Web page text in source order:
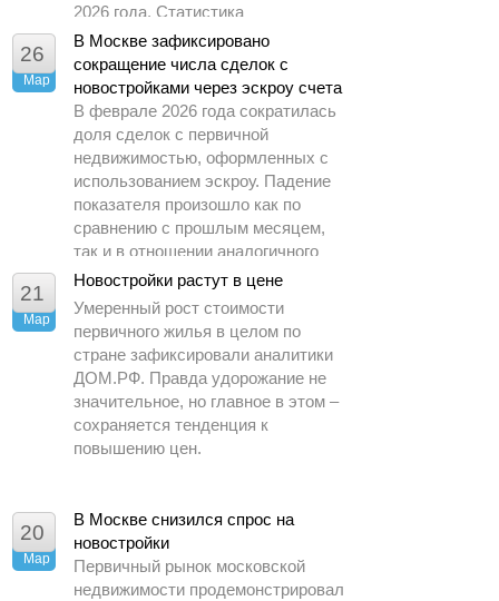
2026 года. Статистика
демонстрирует заметное
охлаждение спроса по сравнению
с предыдущими периодами.
26
Мар
В Москве зафиксировано
сокращение числа сделок с
новостройками через эскроу счета
В феврале 2026 года сократилась
доля сделок с первичной
недвижимостью, оформленных с
использованием эскроу. Падение
показателя произошло как по
сравнению с прошлым месяцем,
так и в отношении аналогичного
периода 2025 года.
21
Мар
Новостройки растут в цене
Умеренный рост стоимости
первичного жилья в целом по
стране зафиксировали аналитики
ДОМ.РФ. Правда удорожание не
значительное, но главное в этом –
сохраняется тенденция к
повышению цен.
20
Мар
В Москве снизился спрос на
новостройки
Первичный рынок московской
недвижимости продемонстрировал